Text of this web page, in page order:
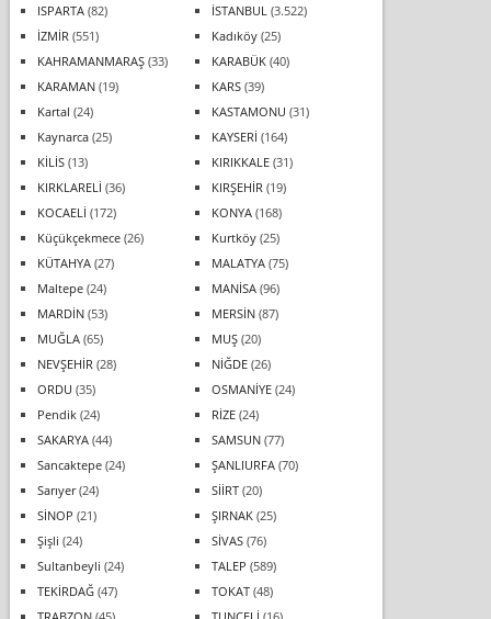
ISPARTA(82) İSTANBUL (3.522)
İZMİR (551) Kadıköy(25)
KAHRAMANMARAŞ(33) KARABÜK(40)
KARAMAN(19) KARS(39)
Kartal (24) KASTAMONU (31)
Kaynarca(25) KAYSERİ (164)
KİLİS(13) KIRIKKALE(31)
KIRKLARELİ (36) KIRŞEHİR (19)
KOCAELİ (172) KONYA(168)
Küçükçekmece(26) Kurtköy(25)
KÜTAHYA(27) MALATYA(75)
Maltepe(24) MANİSA(96)
MARDİN(53) MERSİN(87)
MUĞLA(65) MUŞ(20)
NEVŞEHİR (28) NİĞDE(26)
ORDU (35) OSMANİYE(24)
Pendik(24) RİZE(24)
SAKARYA(44) SAMSUN(77)
Sancaktepe(24) ŞANLIURFA(70)
Sarıyer(24) SİİRT(20)
SİNOP (21) ŞIRNAK(25)
Şişli (24) SİVAS(76)
Sultanbeyli (24) TALEP (589)
TEKİRDAĞ(47) TOKAT(48)